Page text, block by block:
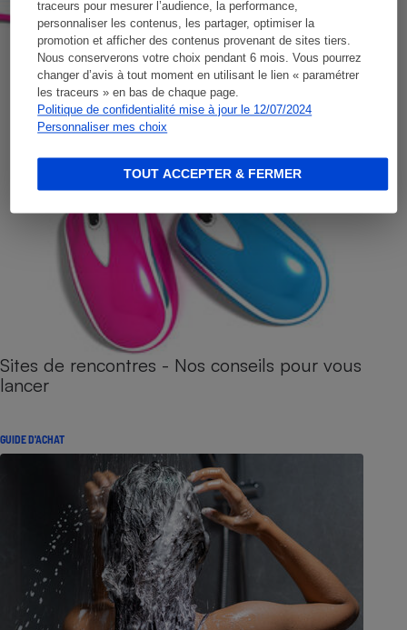
traceurs pour mesurer l’audience, la performance,
personnaliser les contenus, les partager, optimiser la
promotion et afficher des contenus provenant de sites tiers.
Nous conserverons votre choix pendant 6 mois. Vous pourrez
changer d’avis à tout moment en utilisant le lien « paramétrer
les traceurs » en bas de chaque page.
Politique de confidentialité mise à jour le 12/07/2024
Personnaliser mes choix
TOUT ACCEPTER & FERMER
Sites de rencontres - Nos conseils pour vous
lancer
GUIDE D'ACHAT